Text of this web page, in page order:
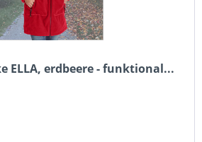
ELLA, erdbeere - funktional...